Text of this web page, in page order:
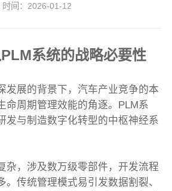
时间：2026-01-12
系统的战略必要性
发展的背景下，汽车产业竞争的本
命周期管理效能的角逐。PLM系
发与制造数字化转型的中枢神经系
杂，涉及数万级零部件，开发流程
。传统管理模式易引发数据割裂、